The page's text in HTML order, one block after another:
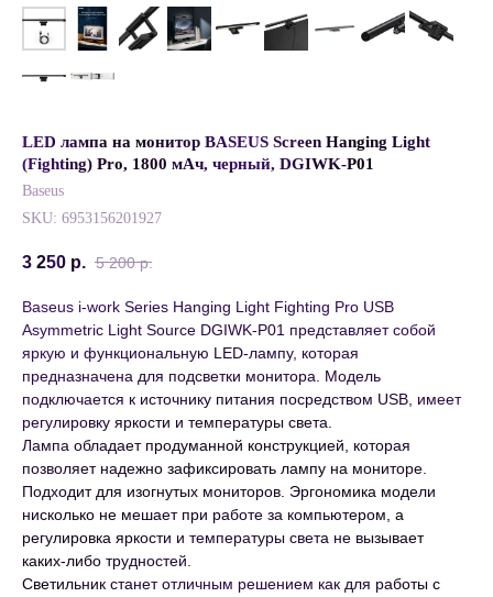
LED лампа на монитор BASEUS Screen Hanging Light
(Fighting) Pro, 1800 мАч, черный, DGIWK-P01
Baseus
SKU: 6953156201927
3 250 р. 5 200 р.
Baseus i-work Series Hanging Light Fighting Pro USB
Asymmetric Light Source DGIWK-P01 представляет собой
яркую и функциональную LED-лампу, которая
предназначена для подсветки монитора. Модель
подключается к источнику питания посредством USB, имеет
регулировку яркости и температуры света.
Лампа обладает продуманной конструкцией, которая
позволяет надежно зафиксировать лампу на мониторе.
Подходит для изогнутых мониторов. Эргономика модели
нисколько не мешает при работе за компьютером, а
регулировка яркости и температуры света не вызывает
каких-либо трудностей.
Светильник станет отличным решением как для работы с